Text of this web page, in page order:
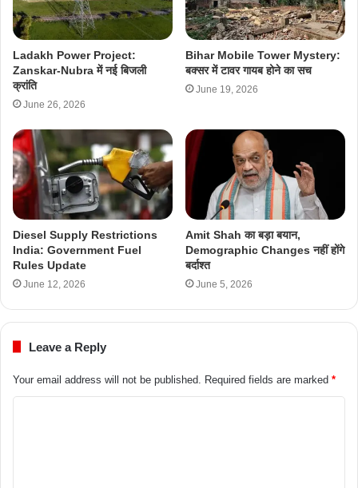
Ladakh Power Project:
Zanskar-Nubra में नई बिजली
क्रांति
June 26, 2026
Bihar Mobile Tower Mystery:
बक्सर में टावर गायब होने का सच
June 19, 2026
Diesel Supply Restrictions
India: Government Fuel
Rules Update
June 12, 2026
Amit Shah का बड़ा बयान,
Demographic Changes नहीं होंगे
बर्दाश्त
June 5, 2026
Leave a Reply
Your email address will not be published. Required fields are marked *